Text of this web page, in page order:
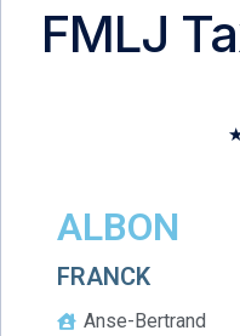
FMLJ
ALBON
FRANCK
Anse-Bertrand